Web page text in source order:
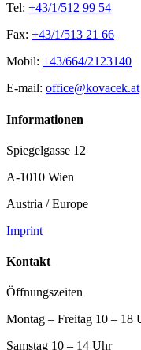
Tel: +43/1/512 99 54
Fax: +43/1/513 21 66
Mobil: +43/664/2123140
E-mail: office@kovacek.at
Informationen
Spiegelgasse 12
A-1010 Wien
Austria / Europe
Imprint
Kontakt
Öffnungszeiten
Montag – Freitag 10 – 18
Samstag 10 – 14 Uhr